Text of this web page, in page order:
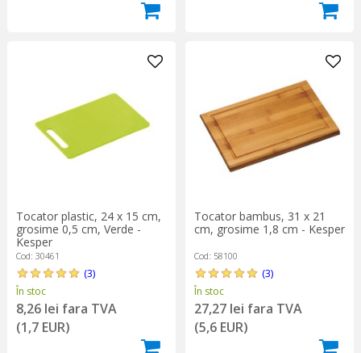
Tocator plastic, 24 x 15 cm,
grosime 0,5 cm, Verde -
Kesper
Cod: 30461
(3)
În stoc
8,26 lei fara TVA
(1,7 EUR)
Tocator bambus, 31 x 21
cm, grosime 1,8 cm - Kesper
Cod: 58100
(3)
În stoc
27,27 lei fara TVA
(5,6 EUR)